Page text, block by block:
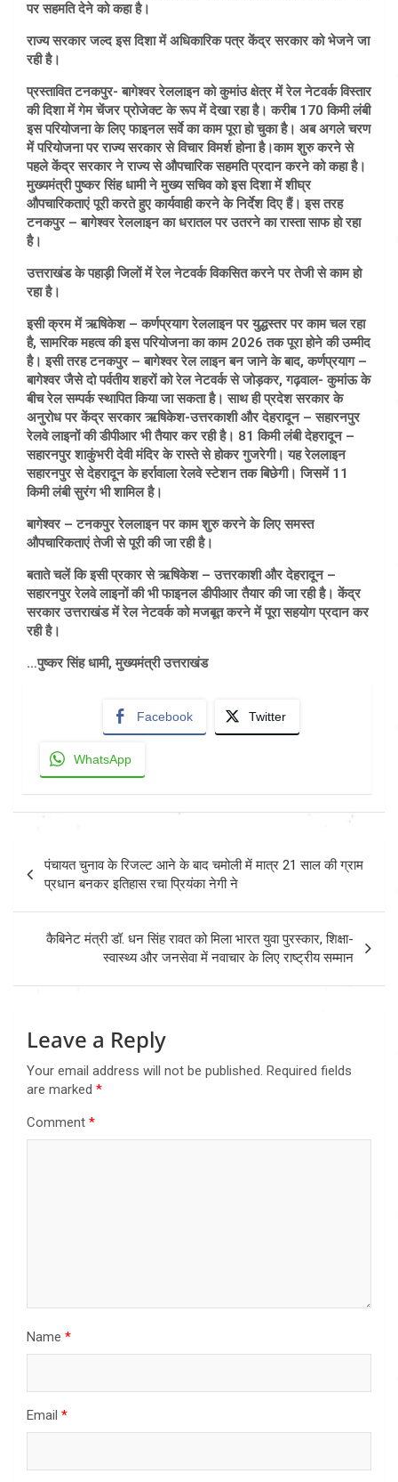
पर सहमति देने को कहा है।
राज्य सरकार जल्द इस दिशा में अधिकारिक पत्र केंद्र सरकार को भेजने जा
रही है।
प्रस्तावित टनकपुर- बागेश्वर रेललाइन को कुमांउ क्षेत्र में रेल नेटवर्क विस्तार
की दिशा में गेम चेंजर प्रोजेक्ट के रूप में देखा रहा है। करीब 170 किमी लंबी
इस परियोजना के लिए फाइनल सर्वे का काम पूरा हो चुका है। अब अगले चरण
में परियोजना पर राज्य सरकार से विचार विमर्श होना है।काम शुरु करने से
पहले केंद्र सरकार ने राज्य से औपचारिक सहमति प्रदान करने को कहा है।
मुख्यमंत्री पुष्कर सिंह धामी ने मुख्य सचिव को इस दिशा में शीघ्र
औपचारिकताएं पूरी करते हुए कार्यवाही करने के निर्देश दिए हैं। इस तरह
टनकपुर – बागेश्वर रेललाइन का धरातल पर उतरने का रास्ता साफ हो रहा
है।
उत्तराखंड के पहाड़ी जिलों में रेल नेटवर्क विकसित करने पर तेजी से काम हो
रहा है।
इसी क्रम में ऋषिकेश – कर्णप्रयाग रेललाइन पर युद्धस्तर पर काम चल रहा
है, सामरिक महत्व की इस परियोजना का काम 2026 तक पूरा होने की उम्मीद
है। इसी तरह टनकपुर – बागेश्वर रेल लाइन बन जाने के बाद, कर्णप्रयाग –
बागेश्वर जैसे दो पर्वतीय शहरों को रेल नेटवर्क से जोड़कर, गढ़वाल- कुमांऊ के
बीच रेल सम्पर्क स्थापित किया जा सकता है। साथ ही प्रदेश सरकार के
अनुरोध पर केंद्र सरकार ऋषिकेश-उत्तरकाशी और देहरादून – सहारनपुर
रेलवे लाइनों की डीपीआर भी तैयार कर रही है। 81 किमी लंबी देहरादून –
सहारनपुर शाकुंभरी देवी मंदिर के रास्ते से होकर गुजरेगी। यह रेललाइन
सहारनपुर से देहरादून के हर्रावाला रेलवे स्टेशन तक बिछेगी। जिसमें 11
किमी लंबी सुरंग भी शामिल है।
बागेश्वर – टनकपुर रेललाइन पर काम शुरु करने के लिए समस्त
औपचारिकताएं तेजी से पूरी की जा रही है।
बताते चलें कि इसी प्रकार से ऋषिकेश – उत्तरकाशी और देहरादून –
सहारनपुर रेलवे लाइनों की भी फाइनल डीपीआर तैयार की जा रही है। केंद्र
सरकार उत्तराखंड में रेल नेटवर्क को मजबूत करने में पूरा सहयोग प्रदान कर
रही है।
…पुष्कर सिंह धामी, मुख्यमंत्री उत्तराखंड
Facebook Twitter
WhatsApp
Post
navigation
पंचायत चुनाव के रिजल्ट आने के बाद चमोली में मात्र 21 साल की ग्राम
प्रधान बनकर इतिहास रचा प्रियंका नेगी ने
कैबिनेट मंत्री डॉ. धन सिंह रावत को मिला भारत युवा पुरस्कार, शिक्षा-
स्वास्थ्य और जनसेवा में नवाचार के लिए राष्ट्रीय सम्मान
Leave a Reply
Your email address will not be published. Required fields
are marked *
Comment *
Name *
Email *